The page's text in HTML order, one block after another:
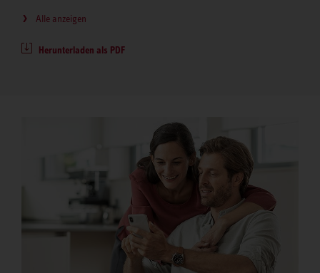
Alle anzeigen
Herunterladen als PDF